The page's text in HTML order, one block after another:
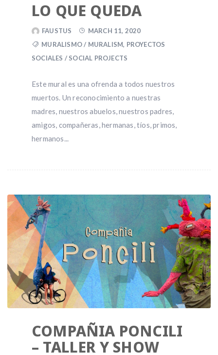
LO QUE QUEDA
FAUSTUS
MARCH 11, 2020
MURALISMO / MURALISM, PROYECTOS
SOCIALES / SOCIAL PROJECTS
Este mural es una ofrenda a todos nuestros
muertos. Un reconocimiento a nuestras
madres, nuestros abuelos, nuestros padres,
amigos, compañeras, hermanas, tíos, primos,
hermanos...
COMPAÑIA PONCILI
– TALLER Y SHOW